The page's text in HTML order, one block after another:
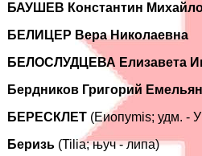
БАУШЕВ Константин
БЕЛИЦЕР Вера Николаевна
БЕЛОСЛУДЦЕВА Елизавета
Бердников Григорий
БЕРЕСКЛЕТ (Еиопуmis; удм. -
Беризь (Tilia; њуч - липа)